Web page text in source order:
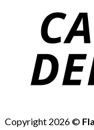
Copyright 2026 ©